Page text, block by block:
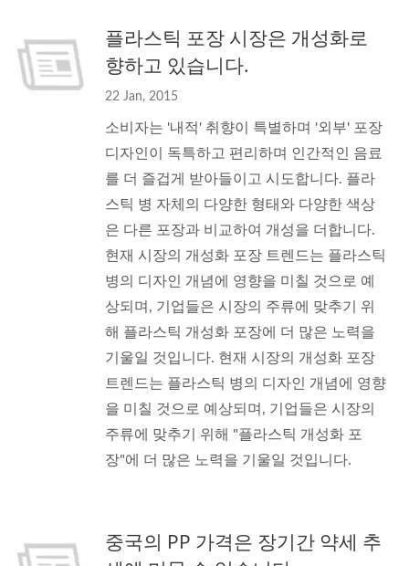
플라스틱 포장 시장은 개성화로
향하고 있습니다.
22 Jan, 2015
소비자는 '내적' 취향이 특별하며 '외부' 포장
디자인이 독특하고 편리하며 인간적인 음료
를 더 즐겁게 받아들이고 시도합니다. 플라
스틱 병 자체의 다양한 형태와 다양한 색상
은 다른 포장과 비교하여 개성을 더합니다.
현재 시장의 개성화 포장 트렌드는 플라스틱
병의 디자인 개념에 영향을 미칠 것으로 예
상되며, 기업들은 시장의 주류에 맞추기 위
해 플라스틱 개성화 포장에 더 많은 노력을
기울일 것입니다. 현재 시장의 개성화 포장
트렌드는 플라스틱 병의 디자인 개념에 영향
을 미칠 것으로 예상되며, 기업들은 시장의
주류에 맞추기 위해 "플라스틱 개성화 포
장"에 더 많은 노력을 기울일 것입니다.
중국의 PP 가격은 장기간 약세 추